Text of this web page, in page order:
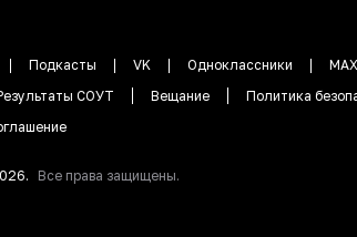
Подкасты VK Одноклассники MAX
СОУТ Вещание
Политика
. Все права защищены.